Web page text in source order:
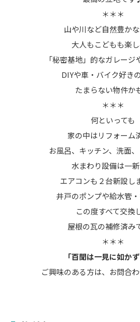
＊＊＊
山や川など自然豊か
大人もこどもも楽
「秘密基地」的なガレージ
DIYや車・バイク好き
たまらない物件か
＊＊＊
何といっても
家の中はリフォーム
お風呂、キッチン、洗面
水まわり設備は一新
エアコンも２台新設し
井戸のポンプや給水管
この度すべて交換し
屋根の瓦の補修済み
＊＊＊
「百聞は一見に如かず
ご興味のある方は、お問合